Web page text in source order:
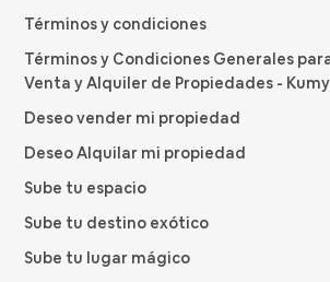
Términos y condiciones
Términos y Condiciones Generales
Venta y Alquiler de Propiedades -
Deseo vender mi propiedad
Deseo Alquilar mi propiedad
Sube tu espacio
Sube tu destino exótico
Sube tu lugar mágico